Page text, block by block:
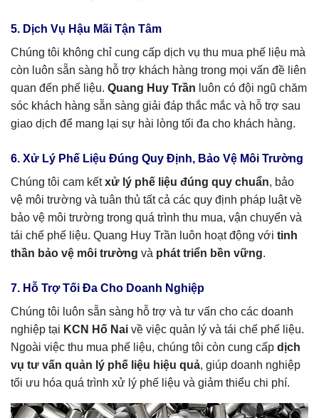
5. Dịch Vụ Hậu Mãi Tận Tâm
Chúng tôi không chỉ cung cấp dịch vụ thu mua phế liệu mà
còn luôn sẵn sàng hỗ trợ khách hàng trong mọi vấn đề liên
quan đến phế liệu. Quang Huy Trần luôn có đội ngũ chăm
sóc khách hàng sẵn sàng giải đáp thắc mắc và hỗ trợ sau
giao dịch để mang lại sự hài lòng tối đa cho khách hàng.
6. Xử Lý Phế Liệu Đúng Quy Định, Bảo Vệ Môi Trường
Chúng tôi cam kếtxử lý phế liệu đúng quy chuẩn, bảo
vệ môi trường và tuân thủ tất cả các quy định pháp luật về
bảo vệ môi trường trong quá trình thu mua, vận chuyển và
tái chế phế liệu. Quang Huy Trần luôn hoạt động với tinh
thần bảo vệ môi trường và phát triển bền vững.
7. Hỗ Trợ Tối Đa Cho Doanh Nghiệp
Chúng tôi luôn sẵn sàng hỗ trợ và tư vấn cho các doanh
nghiệp tại KCN Hố Nai về việc quản lý và tái chế phế liệu.
Ngoài việc thu mua phế liệu, chúng tôi còn cung cấp dịch
vụ tư vấn quản lý phế liệu hiệu quả, giúp doanh nghiệp
tối ưu hóa quá trình xử lý phế liệu và giảm thiểu chi phí.